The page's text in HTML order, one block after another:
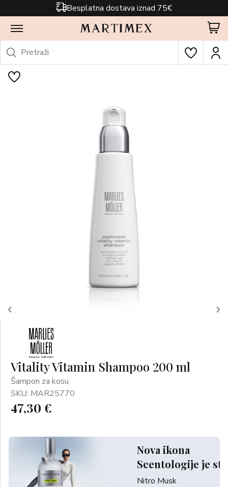
Besplatna dostava iznad 75€
Vitality Vitamin Shampoo 200 ml
Šampon za kosu
SKU: MAR25770
47,30 €
Nova ikona
Scentologije je
Nitro Musk